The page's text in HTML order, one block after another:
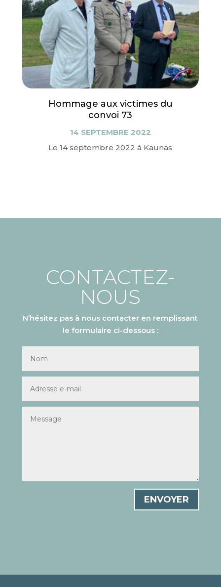
Hommage aux victimes du
convoi 73
14 SEPTEMBRE 2022
Le 14 septembre 2022 à Kaunas
CONTACTEZ-
NOUS
N’hésitez pas à nous contacter en remplissant
le formulaire ci-dessous :
ENVOYER